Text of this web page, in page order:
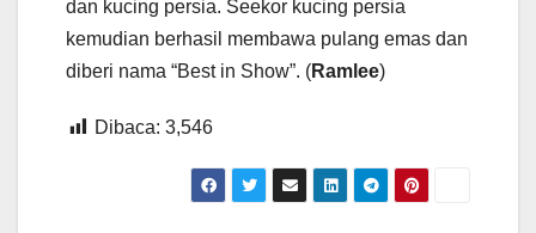
dan kucing persia. Seekor kucing persia
kemudian berhasil membawa pulang emas dan
diberi nama “Best in Show”. (Ramlee)
Dibaca: 3,546